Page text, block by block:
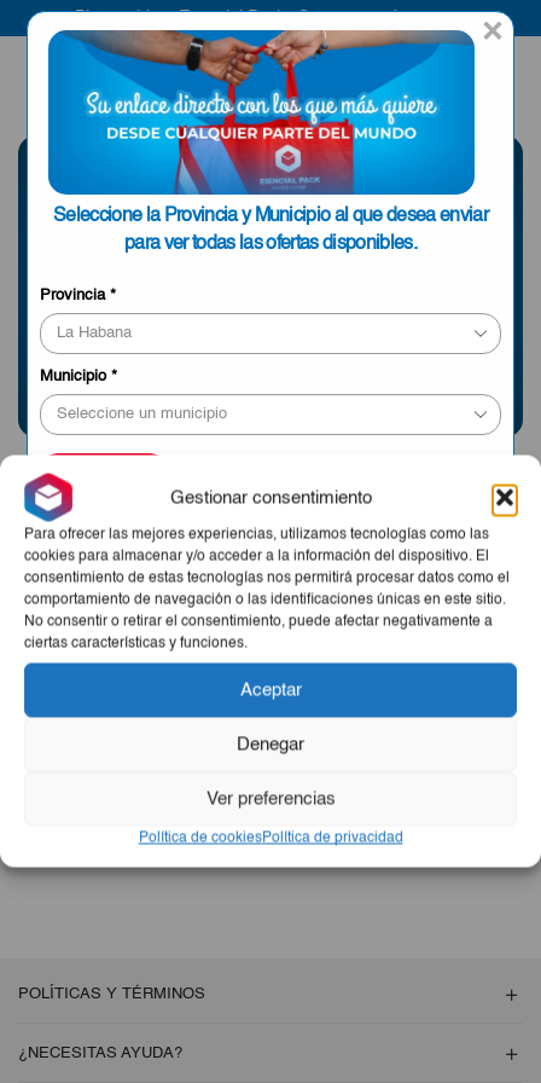
Gestionar consentimiento
Para ofrecer las mejores experiencias, utilizamos tecnologías como las
cookies para almacenar y/o acceder a la información del dispositivo. El
consentimiento de estas tecnologías nos permitirá procesar datos como el
comportamiento de navegación o las identificaciones únicas en este sitio.
No consentir o retirar el consentimiento, puede afectar negativamente a
ciertas características y funciones.
Aceptar
Denegar
Ver preferencias
Política de cookiesPolítica de privacidad
×
Seleccione la Provincia y Municipio al que desea enviar
para ver todas las ofertas disponibles.
Provincia*
Municipio*
ENVIAR A LA
HABANA
SELECCIONE UNA
PROVINCIA
Información sobre envíos y tiempos de entrega
NO SE ENCONTRARON PRODUCTOS
Revise la ortografía o busque nuevamente con términos menos
específicos.
Tienda
POLÍTICAS Y TÉRMINOS
¿NECESITAS AYUDA?